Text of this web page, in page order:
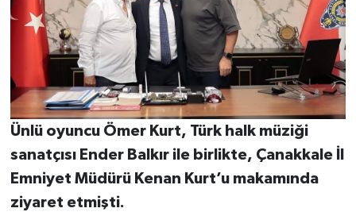
Ünlü oyuncu Ömer Kurt, Türk halk müziği
sanatçısı Ender Balkır ile birlikte, Çanakkale İl
Emniyet Müdürü Kenan Kurt’u makamında
ziyaret etmişti.